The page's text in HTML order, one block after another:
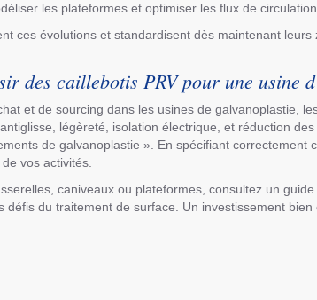
les plateformes et optimiser les flux de
ces évolutions et standardisent dès maintenant leurs
des caillebotis PRV pour une usine
et de sourcing dans les usines de galvanoplastie,
légèreté, isolation électrique, et réduction
de galvanoplastie ». En spécifiant
vos activités.
caniveaux ou plateformes, consultez un
du traitement de surface. Un investissement